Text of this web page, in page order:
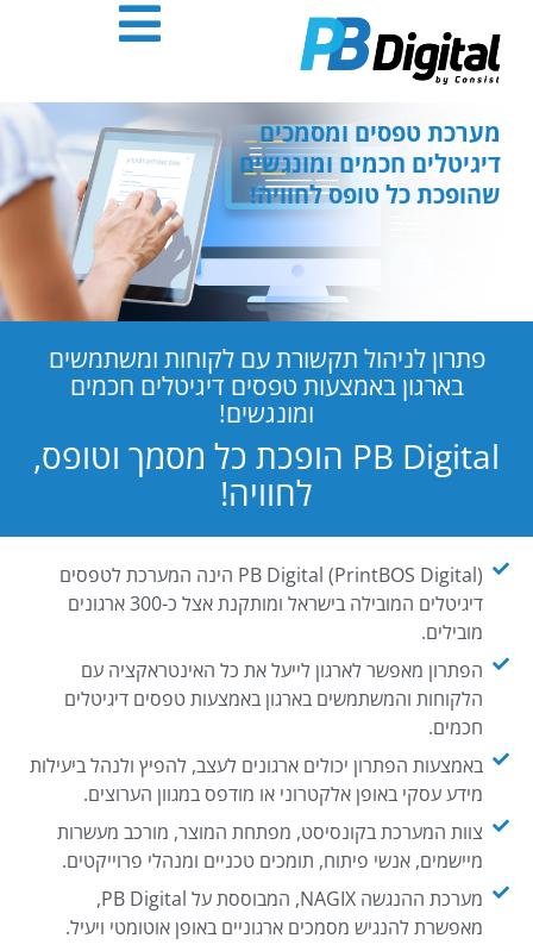
אנטר
מערכת טפסים ומסמכים
דיגיטלים חכמים ומונגשים
שהופכת כל טופס לחוויה!
פתרון לניהול תקשורת עם לקוחות ומשתמשים
בארגון באמצעות טפסים דיגיטלים חכמים
ומונגשים!
PB Digital הופכת כל מסמך וטופס,
לחוויה!
PB Digital (PrintBOS Digital) הינה המערכת לטפסים
דיגיטלים המובילה בישראל ומותקנת אצל כ-300 ארגונים
מובילים.
הפתרון מאפשר לארגון לייעל את כל האינטראקציה עם
הלקוחות והמשתמשים בארגון באמצעות טפסים דיגיטלים
חכמים.
באמצעות הפתרון יכולים ארגונים לעצב, להפיץ ולנהל ביעילות
מידע עסקי באופן אלקטרוני או מודפס במגוון הערוצים.
צוות המערכת בקונסיסט, מפתחת המוצר, מורכב מעשרות
מיישמים, אנשי פיתוח, תומכים טכניים ומנהלי פרוייקטים.
מערכת ההנגשה NAGIX, המבוססת על PB Digital,
מאפשרת להנגיש מסמכים ארגוניים באופן אוטומטי ויעיל.